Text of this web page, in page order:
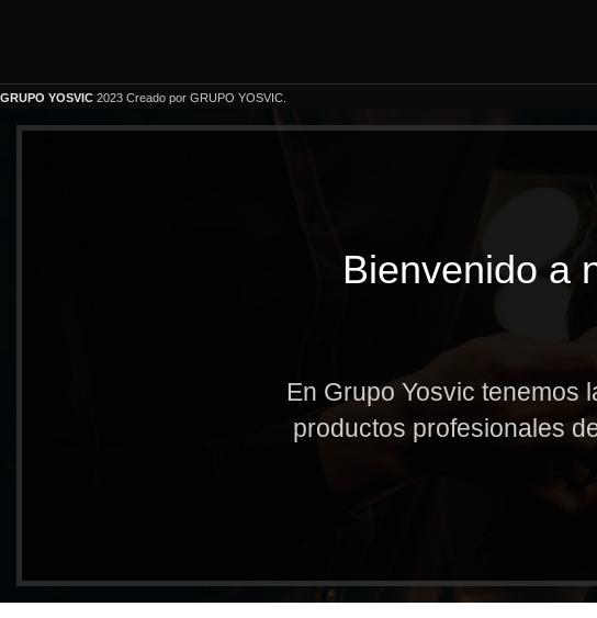
GRUPO YOSVIC 2023 Creado por GRUPO YOSVIC.
Bienvenido a
En Grupo Yosvic tenemos
productos profesionales